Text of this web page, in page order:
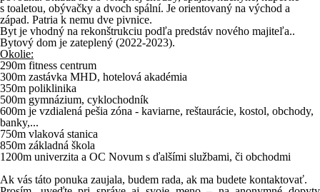
s toaletou, obývačky a dvoch spální. Je orientovaný na východ a
západ. Patria k nemu dve pivnice.
Byt je vhodný na rekonštrukciu podľa predstáv nového majiteľa..
Bytový dom je zateplený (2022-2023).
Okolie:
290m fitness centrum
300m zastávka MHD, hotelová akadémia
350m poliklinika
500m gymnázium, cyklochodník
600m je vzdialená pešia zóna - kaviarne, reštaurácie, kostol, obchody,
banky,...
750m vlaková stanica
850m základná škola
1200m univerzita a OC Novum s ďalšími službami, či obchodmi
Ak vás táto ponuka zaujala, budem rada, ak ma budete kontaktovať.